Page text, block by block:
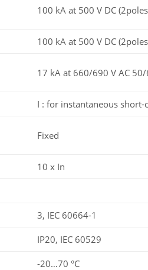
100 kA at 500 V DC
100 kA at 500 V DC
17 kA at 660/690 V AC
I : for instantaneous
Fixed
10 x In
3, IEC 60664-1
IP20, IEC 60529
-20…70 °C